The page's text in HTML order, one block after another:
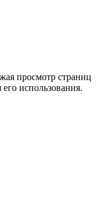
просмотр страниц
использования.